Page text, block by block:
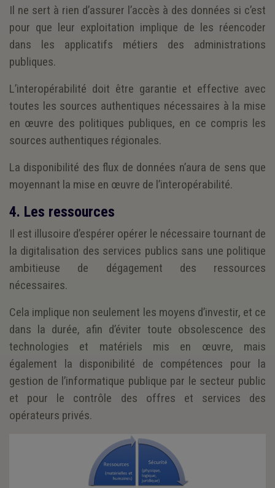
Il ne sert à rien d’assurer l’accès à des données si c’est
pour que leur exploitation implique de les réencoder
dans les applicatifs métiers des administrations
publiques.
L’interopérabilité doit être garantie et effective avec
toutes les sources authentiques nécessaires à la mise
en œuvre des politiques publiques, en ce compris les
sources authentiques régionales.
La disponibilité des flux de données n’aura de sens que
moyennant la mise en œuvre de l’interopérabilité.
4. Les ressources
Il est illusoire d’espérer opérer le nécessaire tournant de
la digitalisation des services publics sans une politique
ambitieuse de dégagement des ressources
nécessaires.
Cela implique non seulement les moyens d’investir, et ce
dans la durée, afin d’éviter toute obsolescence des
technologies et matériels mis en œuvre, mais
également la disponibilité de compétences pour la
gestion de l’informatique publique par le secteur public
et pour le contrôle des offres et services des
opérateurs privés.